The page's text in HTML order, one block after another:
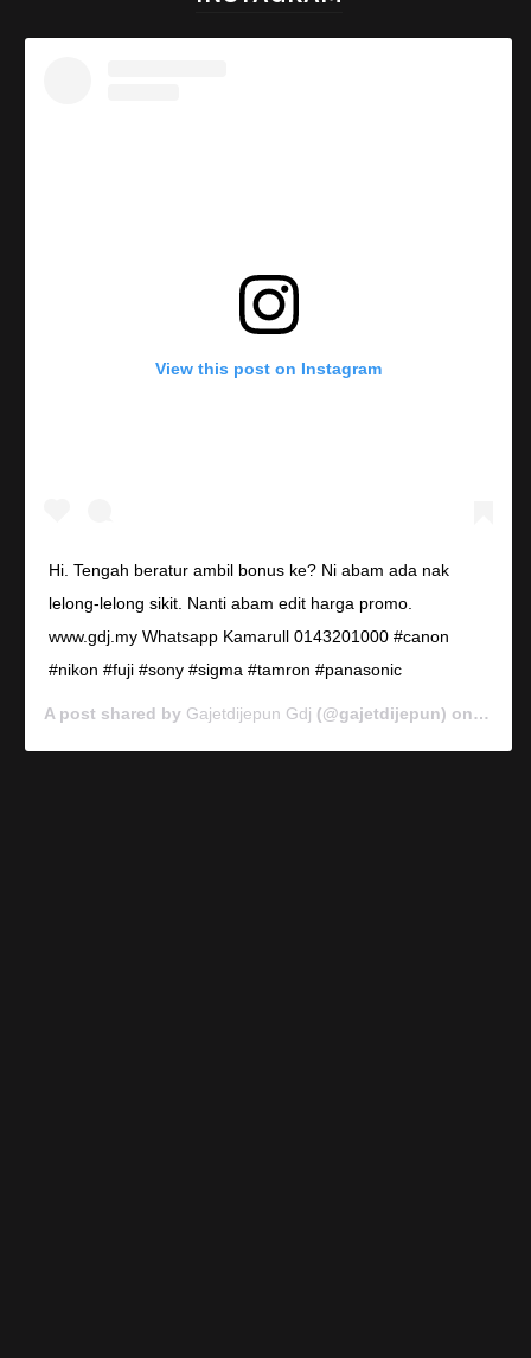
View this post on Instagram
Hi. Tengah beratur ambil bonus ke? Ni abam ada nak
lelong-lelong sikit. Nanti abam edit harga promo.
www.gdj.my Whatsapp Kamarull 0143201000 #canon
#nikon #fuji #sony #sigma #tamron #panasonic
A post shared by Gajetdijepun Gdj (@gajetdijepun) on Jan 7,